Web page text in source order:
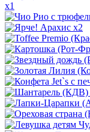
x1
x2